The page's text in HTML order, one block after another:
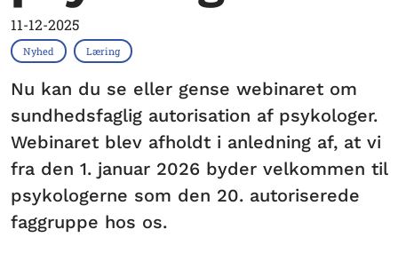
11-12-2025
Nyhed Læring
Nu kan du se eller gense webinaret om
sundhedsfaglig autorisation af psykologer.
Webinaret blev afholdt i anledning af, at vi
fra den 1. januar 2026 byder velkommen til
psykologerne som den 20. autoriserede
faggruppe hos os.